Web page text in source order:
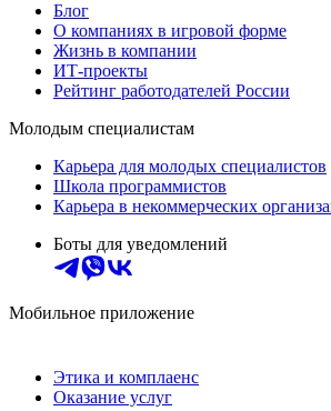
Блог
О компаниях в игровой форме
Жизнь в компании
ИТ-проекты
Рейтинг работодателей России
Молодым специалистам
Карьера для молодых специалистов
Школа программистов
Карьера в некоммерческих
Боты для уведомлений
Мобильное приложение
Этика и комплаенс
Оказание услуг